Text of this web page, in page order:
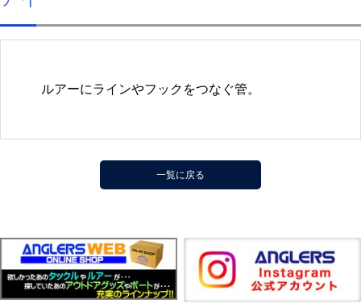
ルアーにラインやフックをつなぐ管。
一覧に戻る